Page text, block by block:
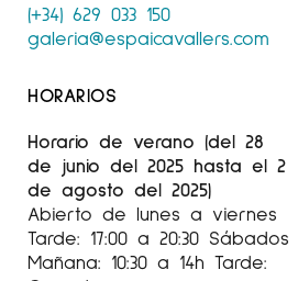
(+34) 629 033 150
galeria@espaicavallers.com
HORARIOS
Horario de verano (del 28
de junio del 2025 hasta el 2
de agosto del 2025)
Abierto de lunes a viernes
Tarde: 17:00 a 20:30 Sábados
Mañana: 10:30 a 14h Tarde: